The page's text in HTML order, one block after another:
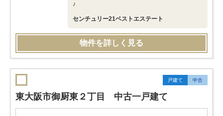
♪
センチュリー21ベストエステート
物件を詳しく見る
戸建て 中古
東大阪市御厨東２丁目 中古一戸建て